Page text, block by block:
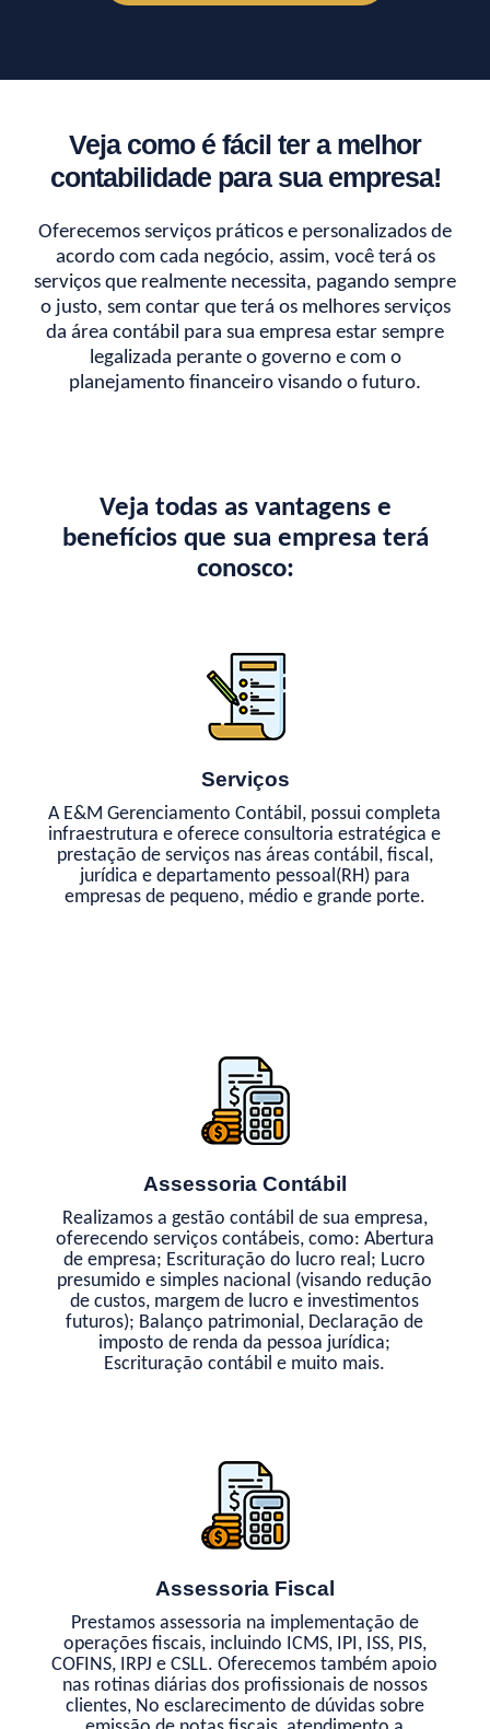
Veja como é fácil ter a melhor
contabilidade para sua empresa!
Oferecemos serviços práticos e personalizados de
acordo com cada negócio, assim, você terá os
serviços que realmente necessita, pagando sempre
o justo, sem contar que terá os melhores serviços
da área contábil para sua empresa estar sempre
legalizada perante o governo e com o
planejamento financeiro visando o futuro.
Veja todas as vantagens e
benefícios que sua empresa terá
conosco:
Serviços
A E&M Gerenciamento Contábil, possui completa
infraestrutura e oferece consultoria estratégica e
prestação de serviços nas áreas contábil, fiscal,
jurídica e departamento pessoal(RH) para
empresas de pequeno, médio e grande porte.
Assessoria Contábil
Realizamos a gestão contábil de sua empresa,
oferecendo serviços contábeis, como: Abertura
de empresa; Escrituração do lucro real; Lucro
presumido e simples nacional (visando redução
de custos, margem de lucro e investimentos
futuros); Balanço patrimonial, Declaração de
imposto de renda da pessoa jurídica;
Escrituração contábil e muito mais.
Assessoria Fiscal
Prestamos assessoria na implementação de
operações fiscais, incluindo ICMS, IPI, ISS, PIS,
COFINS, IRPJ e CSLL. Oferecemos também apoio
nas rotinas diárias dos profissionais de nossos
clientes, No esclarecimento de dúvidas sobre